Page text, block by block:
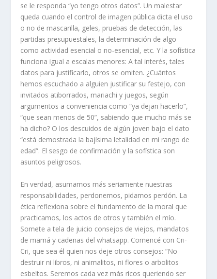
se le responda “yo tengo otros datos”. Un malestar
queda cuando el control de imagen pública dicta el uso
o no de mascarilla, geles, pruebas de detección, las
partidas presupuestales, la determinación de algo
como actividad esencial o no-esencial, etc. Y la sofística
funciona igual a escalas menores: A tal interés, tales
datos para justificarlo, otros se omiten. ¿Cuántos
hemos escuchado a alguien justificar su festejo, con
invitados atiborrados, mariachi y juegos, según
argumentos a conveniencia como “ya dejan hacerlo”,
“que sean menos de 50”, sabiendo que mucho más se
ha dicho? O los descuidos de algún joven bajo el dato
“está demostrada la bajísima letalidad en mi rango de
edad”. El sesgo de confirmación y la sofística son
asuntos peligrosos.
En verdad, asumamos más seriamente nuestras
responsabilidades, perdonemos, pidamos perdón. La
ética reflexiona sobre el fundamento de la moral que
practicamos, los actos de otros y también el mío.
Somete a tela de juicio consejos de viejos, mandatos
de mamá y cadenas del whatsapp. Comencé con Cri-
Cri, que sea él quien nos deje otros consejos: “No
destruir ni libros, ni animalitos, ni flores o arbolitos
esbeltos. Seremos cada vez más ricos queriendo ser